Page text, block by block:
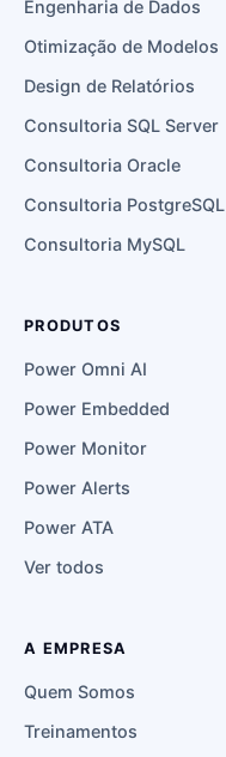
Engenharia de Dados
Otimização de Modelos
Design de Relatórios
Consultoria SQL Server
Consultoria Oracle
Consultoria PostgreSQL
Consultoria MySQL
PRODUTOS
Power Omni AI
Power Embedded
Power Monitor
Power Alerts
Power ATA
Ver todos
A EMPRESA
Quem Somos
Treinamentos